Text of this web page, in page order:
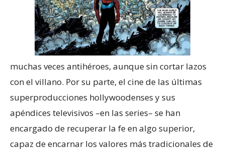
muchas veces antihéroes, aunque sin cortar lazos
con el villano. Por su parte, el cine de las últimas
superproducciones hollywoodenses y sus
apéndices televisivos –en las series– se han
encargado de recuperar la fe en algo superior,
capaz de encarnar los valores más tradicionales de